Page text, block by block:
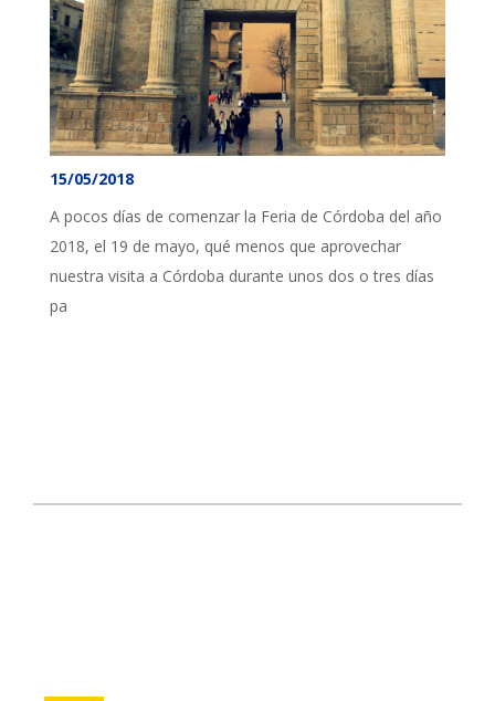
15/05/2018
A pocos días de comenzar la Feria de Córdoba del año
2018, el 19 de mayo, qué menos que aprovechar
nuestra visita a Córdoba durante unos dos o tres días
pa